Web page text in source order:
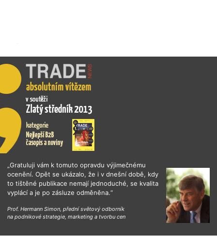
„Gratuluji vám k tomuto opravdu výjimečnému
ocenění. Opět se ukázalo, že i v dnešní době, kdy
to tištěné publikace nemají jednoduché, se kvalita
vyplácí a je po zásluze odměněna.“
Prof. Hermann Simon, přední světový odborník
na podnikové strategie, marketing a tvorbu cen